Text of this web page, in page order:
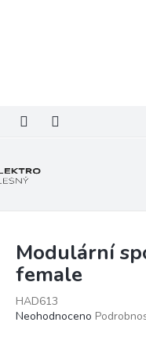
Modulární
female
HAD613
Průměrné
Neohodnoceno